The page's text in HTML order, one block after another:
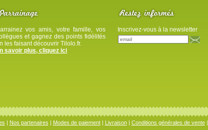
vos amis, votre famille, vos
et gagnez des points fidélités
les faisant découvrir Tilolo.fr.
savoir plus, cliquez ici
Inscrivez-vous à la newsletter
| Nos partenaires | Modes de paiement| Livraison| Conditions générales de vente|